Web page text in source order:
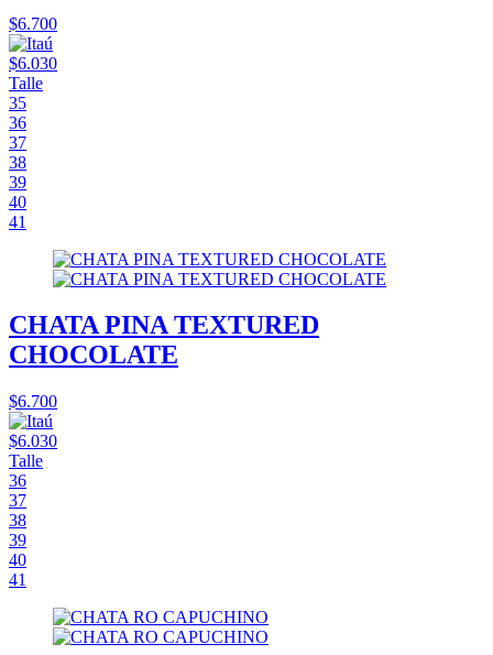
$6.700
$6.030
Talle
35
36
37
38
39
40
41
CHATA PINA TEXTURED
CHOCOLATE
$6.700
$6.030
Talle
36
37
38
39
40
41